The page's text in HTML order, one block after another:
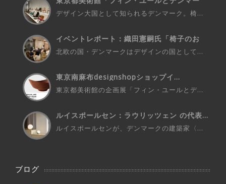
デザイン大国として知られるデンマーク。椅...
イベントレポート：織田憲嗣氏「椅子のお
話...
北欧の国・デンマークはデザインの国として...
東京南麻布designshopショップイ...
東京都美術館の企画展「フィン・ユールとデ...
ルイスポールセン：ラウリッツェン の代表...
ルイスポールセンが、デンマークの建築家〈...
ブログ